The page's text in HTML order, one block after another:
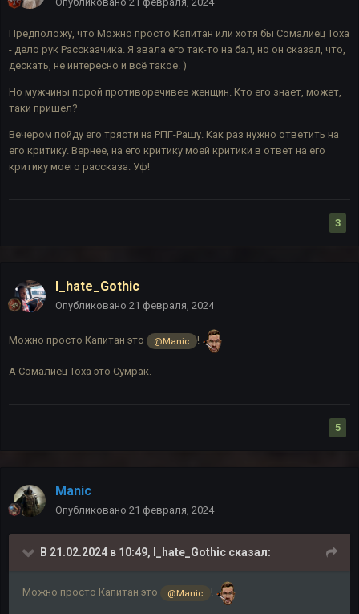
Предположу, что Можно просто Капитан или хотя бы Сомалиец Тоха
- дело рук Рассказчика. Я звала его так-то на бал, но он сказал, что,
дескать, не интересно и всё такое. )
Но мужчины порой противоречивее женщин. Кто его знает, может,
таки пришел?
Вечером пойду его трясти на РПГ-Рашу. Как раз нужно ответить на
его критику. Вернее, на его критику моей критики в ответ на его
критику моего рассказа. Уф!
3
I_hate_Gothic
Опубликовано 21 февраля, 2024
Можно просто Капитан это @Manic !
А Сомалиец Тоха это Сумрак.
5
Manic
Опубликовано 21 февраля, 2024
В 21.02.2024 в 10:49, I_hate_Gothic сказал:
Можно просто Капитан это @Manic !